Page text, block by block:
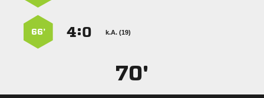
k.A. (19)
:
66’
70'